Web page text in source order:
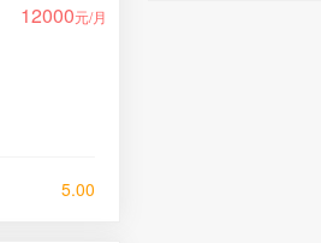
12000元/月
5.00